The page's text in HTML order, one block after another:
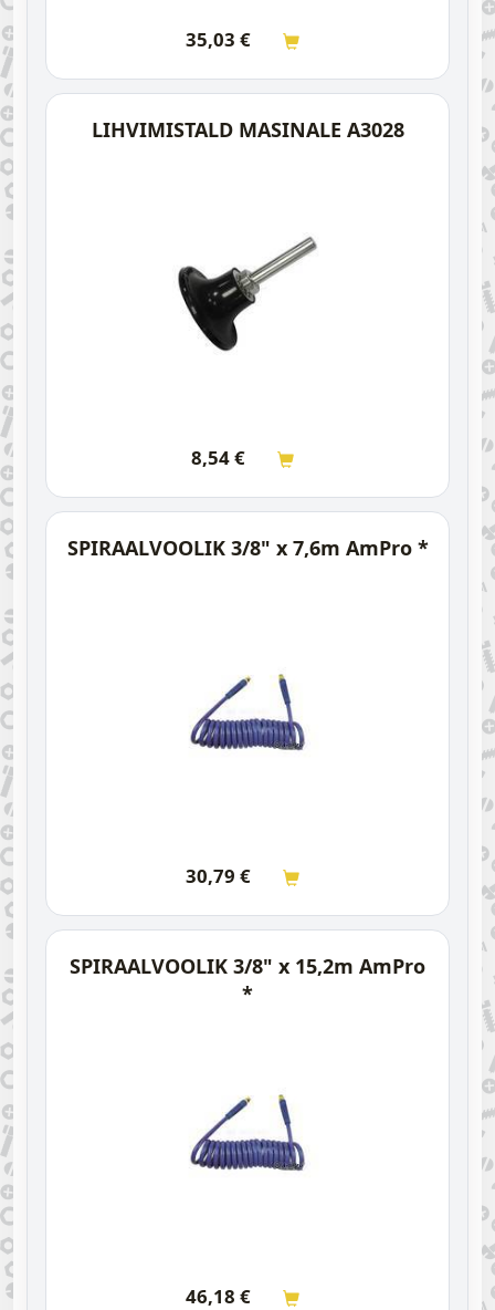
35,03 €
LIHVIMISTALD MASINALE A3028
8,54€
SPIRAALVOOLIK 3/8" x 7,6m AmPro *
30,79 €
SPIRAALVOOLIK 3/8" x 15,2m AmPro
*
46,18 €